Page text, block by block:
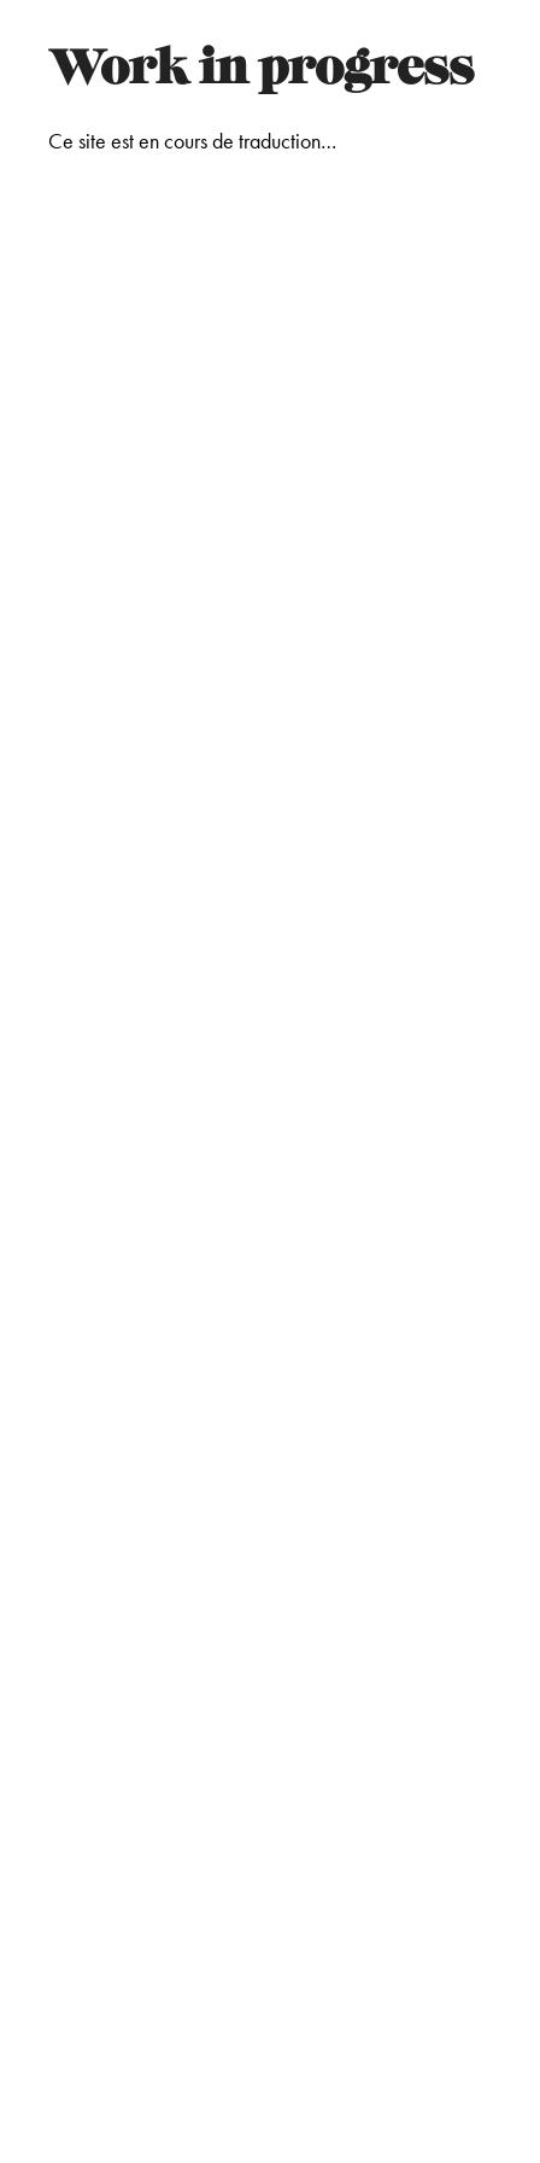
Work in progress
Ce site est en cours de traduction…